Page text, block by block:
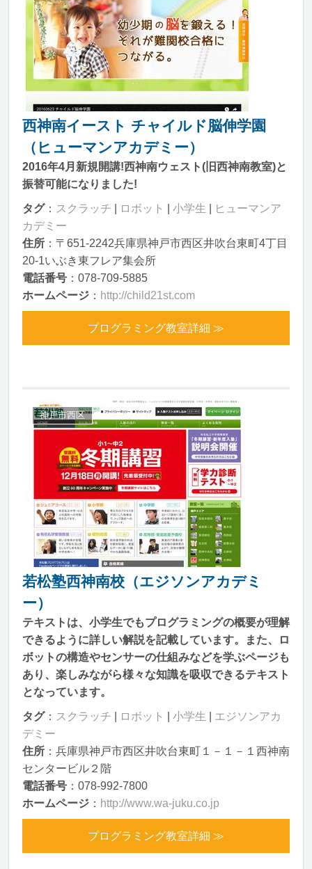
西神南イースト チャイルド脳伸学園
（ヒューマンアカデミー）
2016年4月新規開講!西神南ウェスト(旧西神南教室)と
振替可能になりました!
タグ： スクラッチ ロボット 小学生
ヒューマンア
カデミー
住所 ：〒651-2242兵庫県神戸市西区井吹台東町4丁目
20-1いぶき東フレア集会所
電話番号 ：078-709-5885
ホームページ ： http://child21st.com
プログラミング教室詳細 ≫
神戸市西区
若松塾西神南校（エジソンアカデミ
ー）
テキストは、小学生でもプログラミングの概要が理解
できるように詳しい解説を記載しています。また、ロ
ボットの構造やセンサーの仕組みなどを学ぶページも
あり、楽しみながら様々な知識を吸収できるテキスト
となっています。
タグ： スクラッチ ロボット 小学生
エジソンアカ
デミー
住所 ：兵庫県神戸市西区井吹台東町１－１－１西神南
センタービル２階
電話番号 ：078-992-7800
ホームページ ： http://www.wa-juku.co.jp
プログラミング教室詳細 ≫